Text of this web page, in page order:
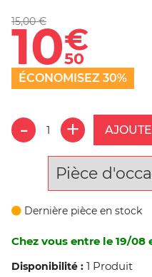
15,00 €
10€
50
ÉCONOMISEZ 30%
Pièce
Dernière pièce en stock
Chez vous entre le 19/08
Disponibilité : 1 Produit